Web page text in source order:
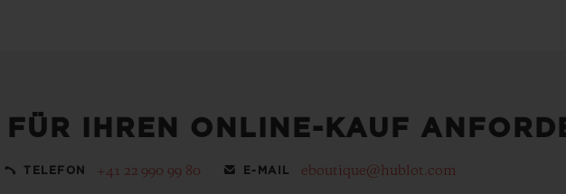
FÜR IHREN ONLINE-KAUF
TELEFON +41 22 990 99 80 E-MAIL eboutique@hublot.com